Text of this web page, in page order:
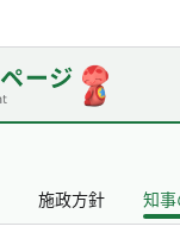
施政方針 知